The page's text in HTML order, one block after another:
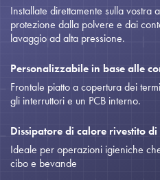
Installate direttamente sulla vostra
protezione dalla polvere e dai
lavaggio ad alta pressione.
Personalizzabile in base alle
Frontale piatto a copertura dei
gli interruttori e un PCB interno.
Dissipatore di calore rivestito di
Ideale per operazioni igieniche
cibo e bevande